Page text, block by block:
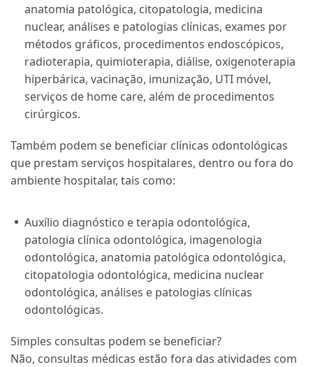
anatomia patológica, citopatologia, medicina
nuclear, análises e patologias clínicas, exames por
métodos gráficos, procedimentos endoscópicos,
radioterapia, quimioterapia, diálise, oxigenoterapia
hiperbárica, vacinação, imunização, UTI móvel,
serviços de home care, além de procedimentos
cirúrgicos.
Também podem se beneficiar clínicas odontológicas
que prestam serviços hospitalares, dentro ou fora do
ambiente hospitalar, tais como:
Auxílio diagnóstico e terapia odontológica,
patologia clínica odontológica, imagenologia
odontológica, anatomia patológica odontológica,
citopatologia odontológica, medicina nuclear
odontológica, análises e patologias clínicas
odontológicas.
Simples consultas podem se beneficiar?
Não, consultas médicas estão fora das atividades com